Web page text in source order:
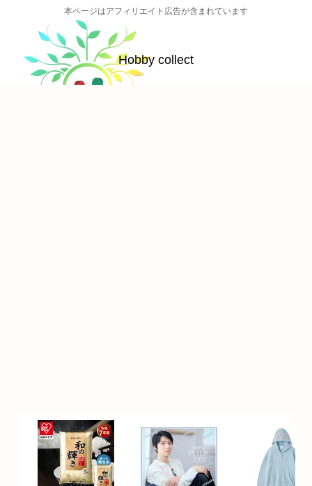
本ページはアフィリエイト広告が含まれています
Hobby collect